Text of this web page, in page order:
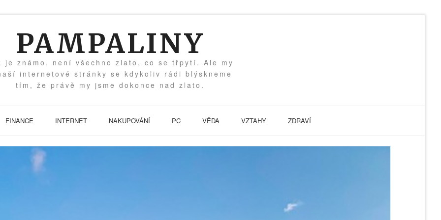
PAMPALINY
je známo, není všechno zlato, co se třpytí. Ale my
internetové stránky se kdykoliv rádi blýskneme
tím, že právě my jsme dokonce nad zlato.
FINANCE INTERNET NAKUPOVÁNÍ PC VĚDA VZTAHY ZDRAVÍ